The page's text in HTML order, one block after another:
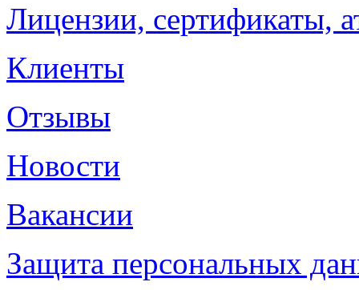
Лицензии, сертификаты,
Клиенты
Отзывы
Новости
Вакансии
Защита персональных